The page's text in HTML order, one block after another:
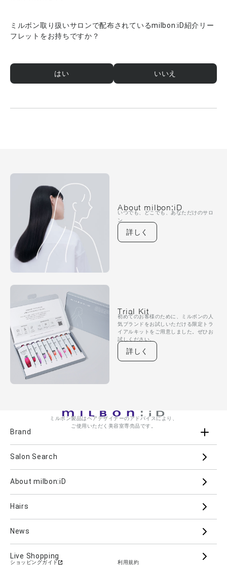
ミルボン取り扱いサロンで配布されているmilbon:iD紹介リー
フレットをお持ちですか？
はい いいえ
About milbon:iD
いつでも、どこでも、あなただけのサロ
ン
詳しく
Trial Kit
初めてのお客様のために、ミルボンの人
気ブランドをお試しいただける限定トラ
イアルキットをご用意しました。ぜひお
試しください。
詳しく
ミルボン製品はヘアデザイナーのアドバイスにより、
ご使用いただく美容室専売品です。
Brand
Aujua milbon
PJOLI
Salon Search
About milbon:iD
Hairs
News
Live Shopping
ショッピングガイド 利用規約